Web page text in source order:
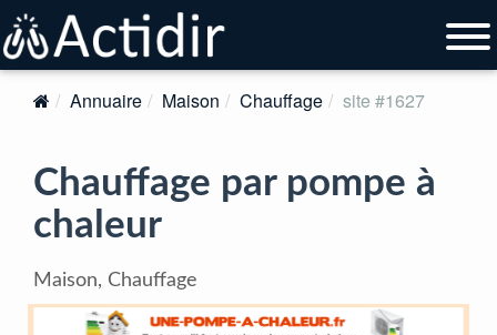
Annuaire Maison Chauffage site #1627
Chauffage par pompe à
chaleur
Maison, Chauffage